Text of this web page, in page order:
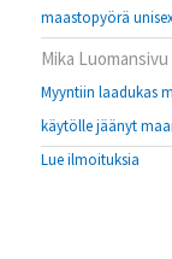
maastopyörä
Mika Luomansivu
Myyntiin laadukas
käytölle jäänyt
Lue ilmoituksia